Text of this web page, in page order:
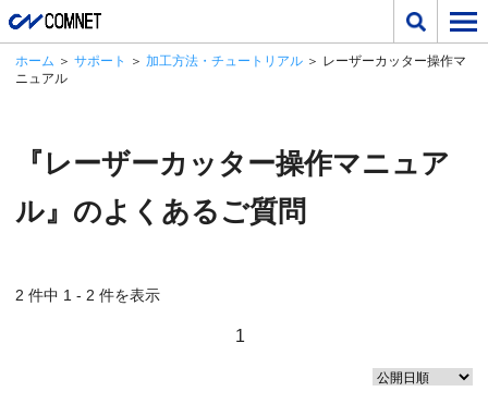
ホーム ＞ サポート ＞ 加工方法・チュートリアル ＞ レーザーカッター操作マ
ニュアル
『レーザーカッター操作マニュア
ル』のよくあるご質問
2 件中 1 - 2 件を表示
1